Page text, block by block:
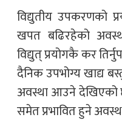
विद्युतीय उपकरणको
खपत बढिरहेको
विद्युत् प्रयोगकै कर
दैनिक उपभोग्य खाद्य
अवस्था आउने
समेत प्रभावित हुने